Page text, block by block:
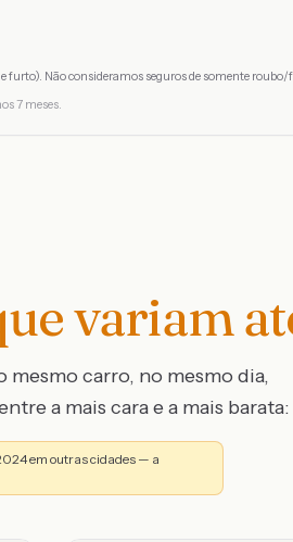
furto). Não consideramos seguros de somente
7 meses.
variam
mesmo carro, no mesmo dia,
a mais cara e a mais barata:
em outras cidades — a